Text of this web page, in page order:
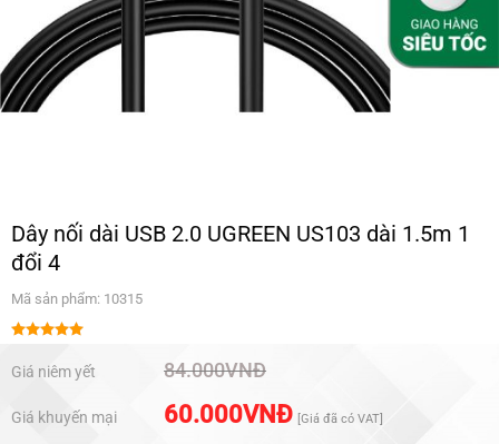
Dây nối dài USB 2.0 UGREEN US103 dài 1.5m 1
đổi 4
Mã sản phẩm: 10315
hạng5.00
5 sao
Giá niêm yết 84.000VNĐ
Giá khuyến mại 60.000VNĐ [Giá đã có VAT]